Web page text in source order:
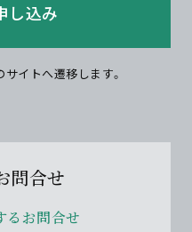
し込み
イトへ遷移します。
問合せ
るお問合せ